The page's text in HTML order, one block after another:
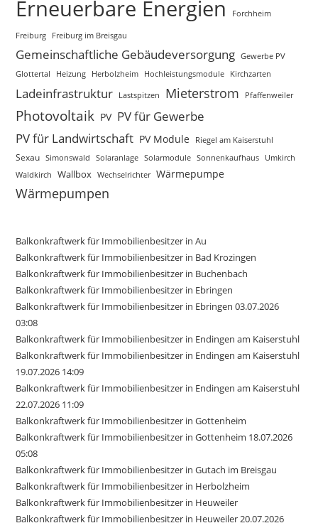
Erneuerbare Energien Forchheim
Freiburg Freiburg im Breisgau
Gemeinschaftliche Gebäudeversorgung Gewerbe PV
Glottertal
Heizung Herbolzheim Hochleistungsmodule Kirchzarten
Ladeinfrastruktur Lastspitzen Mieterstrom Pfaffenweiler
Photovoltaik PV PV für Gewerbe
PV für Landwirtschaft PV Module Riegel am Kaiserstuhl
Sexau Simonswald Solaranlage Solarmodule Sonnenkaufhaus Umkirch
Waldkirch Wallbox Wechselrichter Wärmepumpe
Wärmepumpen
Balkonkraftwerk für Immobilienbesitzer in Au
Balkonkraftwerk für Immobilienbesitzer in Bad Krozingen
Balkonkraftwerk für Immobilienbesitzer in Buchenbach
Balkonkraftwerk für Immobilienbesitzer in Ebringen
Balkonkraftwerk für Immobilienbesitzer in Ebringen 03.07.2026
03:08
Balkonkraftwerk für Immobilienbesitzer in Endingen am Kaiserstuhl
Balkonkraftwerk für Immobilienbesitzer in Endingen am Kaiserstuhl
19.07.2026 14:09
Balkonkraftwerk für Immobilienbesitzer in Endingen am Kaiserstuhl
22.07.2026 11:09
Balkonkraftwerk für Immobilienbesitzer in Gottenheim
Balkonkraftwerk für Immobilienbesitzer in Gottenheim 18.07.2026
05:08
Balkonkraftwerk für Immobilienbesitzer in Gutach im Breisgau
Balkonkraftwerk für Immobilienbesitzer in Herbolzheim
Balkonkraftwerk für Immobilienbesitzer in Heuweiler
Balkonkraftwerk für Immobilienbesitzer in Heuweiler 20.07.2026